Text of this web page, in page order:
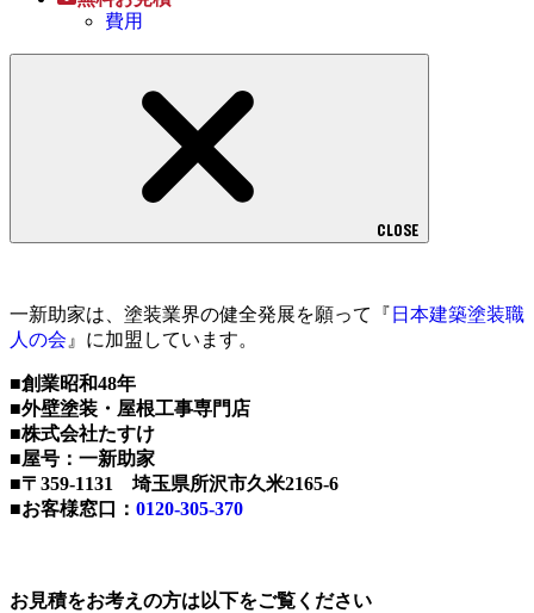
費用
CLOSE
一新助家は、塗装業界の健全発展を願って『 日本建築塗装職
人の会 』に加盟しています。
■創業昭和48年
■外壁塗装・屋根工事専門店
■株式会社たすけ
■屋号：一新助家
■〒359-1131 埼玉県所沢市久米2165-6
■お客様窓口： 0120-305-370
お見積をお考えの方は以下をご覧ください